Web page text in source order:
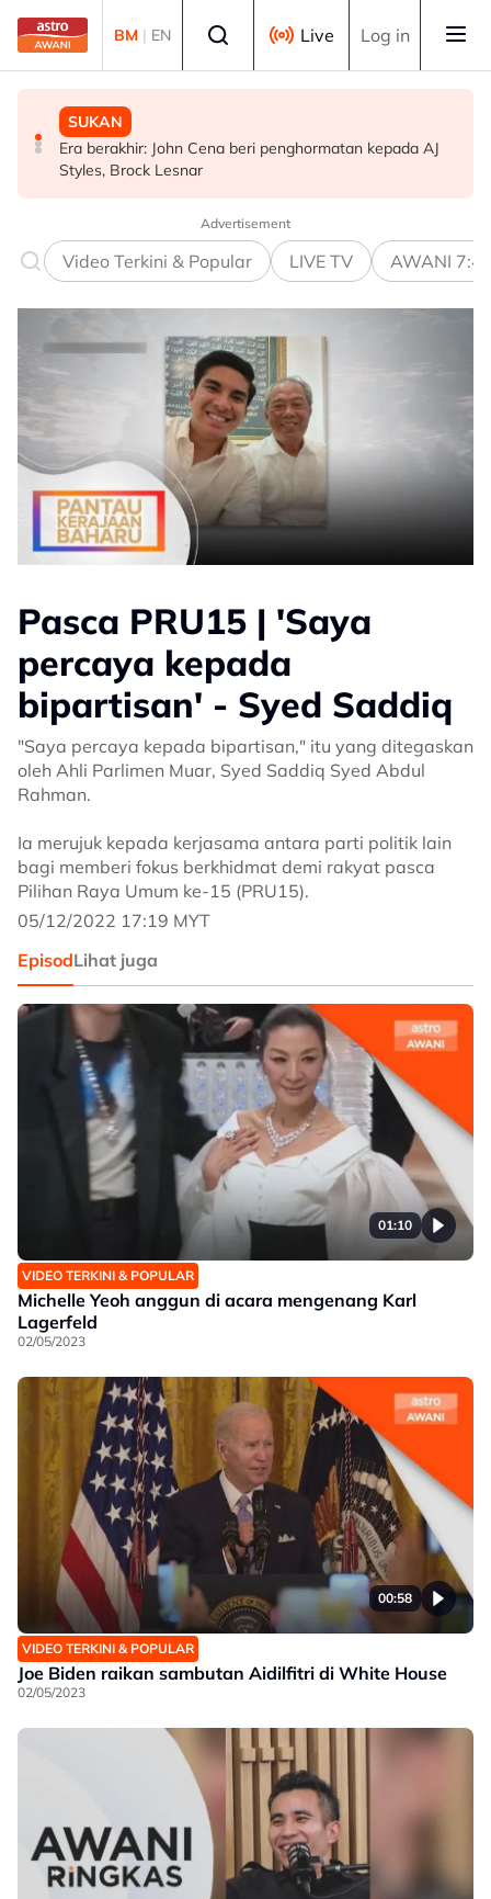
Skip to main content
BM | EN Live Log in
SUKAN
Era berakhir: John Cena beri penghormatan kepada AJ
Styles, Brock Lesnar
DUNIA
Gelombang haba: Rakyat Britain tidur di dapur, ambil
cuti
MALAYSIA
KLFW 2026 buka laluan produk Malaysia ke pasaran
dunia - Armizan
Advertisement
Video Terkini & Popular LIVE TV AWANI
Pasca PRU15 | 'Saya
percaya kepada
bipartisan' - Syed Saddiq
"Saya percaya kepada bipartisan," itu yang ditegaskan
oleh Ahli Parlimen Muar, Syed Saddiq Syed Abdul
Rahman.
Ia merujuk kepada kerjasama antara parti politik lain
bagi memberi fokus berkhidmat demi rakyat pasca
Pilihan Raya Umum ke-15 (PRU15).
05/12/2022 17:19 MYT
EpisodLihat juga
01:10
VIDEO TERKINI & POPULAR
Michelle Yeoh anggun di acara mengenang Karl
Lagerfeld
02/05/2023
00:58
VIDEO TERKINI & POPULAR
Joe Biden raikan sambutan Aidilfitri di White House
02/05/2023